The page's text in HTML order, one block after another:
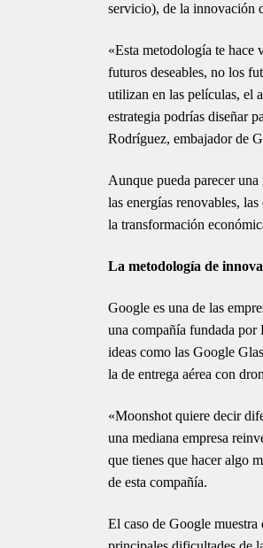
servicio), de la innovación
«Esta metodología te hace
futuros deseables, no los
utilizan en las películas, el
estrategia podrías diseñar
Rodríguez, embajador de
Aunque pueda parecer
las energías renovables,
la transformación
La metodología de
Google es una de las
una compañía fundada
ideas como las Google
la de entrega aérea con
«Moonshot quiere decir
una mediana empresa
que tienes que hacer algo
de esta compañía.
El caso de Google muestra